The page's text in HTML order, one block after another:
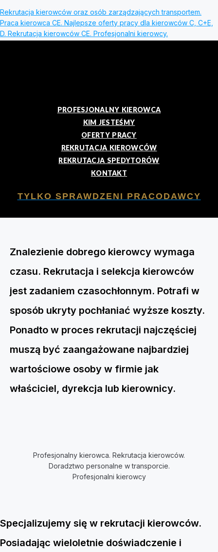
Rekrutacja kierowców oraz osób zarządzających transportem.
Praca kierowca CE. Najlepsze oferty pracy dla kierowców C, C+E,
D. Rekrutacja kierowców CE. Profesjonalni kierowcy.
PROFESJONALNY KIEROWCA
KIM JESTEŚMY
OFERTY PRACY
REKRUTACJA KIEROWCÓW
REKRUTACJA SPEDYTORÓW
KONTAKT
TYLKO SPRAWDZENI PRACODAWCY
Znalezienie dobrego kierowcy wymaga
czasu. Rekrutacja i selekcja kierowców
jest zadaniem czasochłonnym. Potrafi w
sposób ukryty pochłaniać wyższe koszty.
Ponadto w proces rekrutacji najczęściej
muszą być zaangażowane najbardziej
wartościowe osoby w firmie jak
właściciel, dyrekcja lub kierownicy.
Profesjonalny kierowca. Rekrutacja kierowców.
Doradztwo personalne w transporcie.
Profesjonalni kierowcy
Specjalizujemy się w rekrutacji kierowców.
Posiadając wieloletnie doświadczenie i